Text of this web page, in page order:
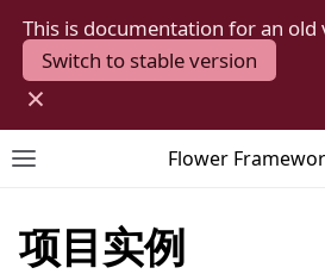
This is documentation for an old
Switch to stable version
×
Toggle site navigation sidebar
Flower
项目实例